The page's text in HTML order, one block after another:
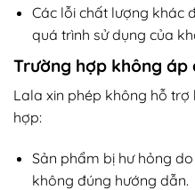
Các lỗi chất lượng khác
quá trình sử dụng của
Trường hợp không áp
Lala xin phép không hỗ
hợp:
Sản phẩm bị hư hỏng
không đúng hướng dẫn.